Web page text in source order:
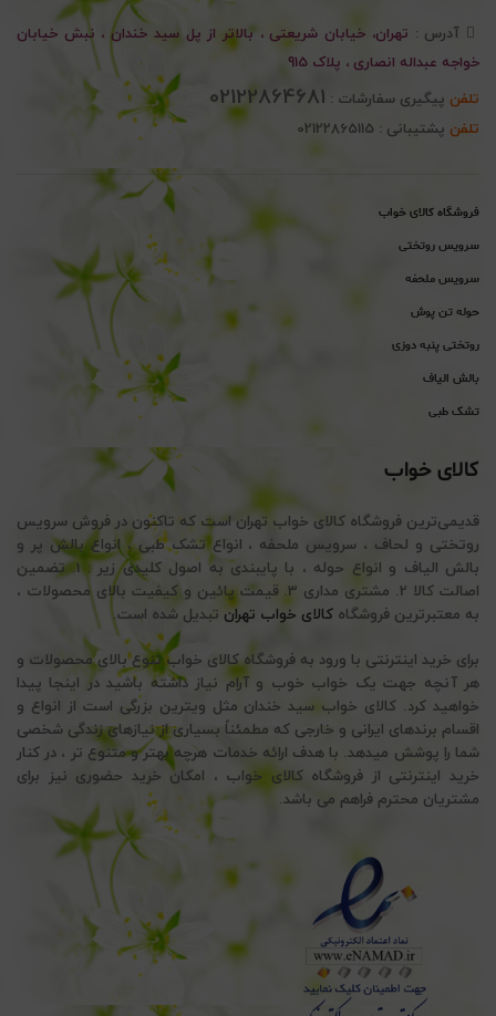
آدرس : تهران، خیابان شریعتی ، بالاتر از پل سید خندان ، نبش خیابان
خواجه عبداله انصاری ، پلاک 915
تلفن پیگیری سفارشات : 02122864681
تلفن پشتیبانی : 02122865115
فروشگاه کالای خواب
سرویس روتختی
سرویس ملحفه
حوله تن پوش
روتختی پنبه دوزی
بالش الیاف
تشک طبی
کالای خواب
قدیمی‌ترین فروشگاه کالای خواب تهران است که تاکنون در فروش سرویس
روتختی و لحاف ، سرویس ملحفه ، انواع تشک طبی ، انواع بالش پر و
بالش الیاف و انواع حوله ، با پایبندی به اصول کلیدی زیر : 1. تضمین
اصالت کالا 2. مشتری مداری 3. قیمت پائین و کیفیت بالای محصولات ،
به معتبرترین فروشگاه کالای خواب تهران تبدیل شده است.
برای خرید اینترنتی با ورود به فروشگاه کالای خواب تنوع بالای محصولات و
هر آنچه جهت یک خواب خوب و آرام نیاز داشته باشید در اینجا پیدا
خواهید کرد. کالای خواب سید خندان مثل ویترین بزرگی است از انواع و
اقسام برندهای ایرانی و خارجی که مطمئناً بسیاری از نیازهای زندگی شخصی
شما را پوشش میدهد. با هدف ارائه خدمات هرچه بهتر و متنوع تر ، در کنار
خرید اینترنتی از فروشگاه کالای خواب ، امکان خرید حضوری نیز برای
مشتریان محترم فراهم می باشد.